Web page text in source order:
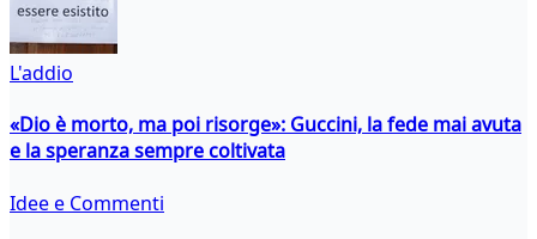
L'addio
«Dio è morto, ma poi risorge»: Guccini, la fede mai avuta
e la speranza sempre coltivata
Idee e Commenti